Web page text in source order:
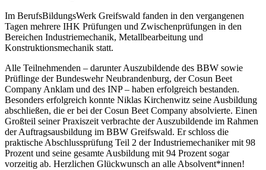
Im BerufsBildungsWerk Greifswald fanden in den vergangenen
Tagen mehrere IHK Prüfungen und Zwischenprüfungen in den
Bereichen Industriemechanik, Metallbearbeitung und
Konstruktionsmechanik statt.
Alle Teilnehmenden – darunter Auszubildende des BBW sowie
Prüflinge der Bundeswehr Neubrandenburg, der Cosun Beet
Company Anklam und des INP – haben erfolgreich bestanden.
Besonders erfolgreich konnte Niklas Kirchenwitz seine Ausbildung
abschließen, die er bei der Cosun Beet Company absolvierte. Einen
Großteil seiner Praxiszeit verbrachte der Auszubildende im Rahmen
der Auftragsausbildung im BBW Greifswald. Er schloss die
praktische Abschlussprüfung Teil 2 der Industriemechaniker mit 98
Prozent und seine gesamte Ausbildung mit 94 Prozent sogar
vorzeitig ab. Herzlichen Glückwunsch an alle Absolvent*innen!